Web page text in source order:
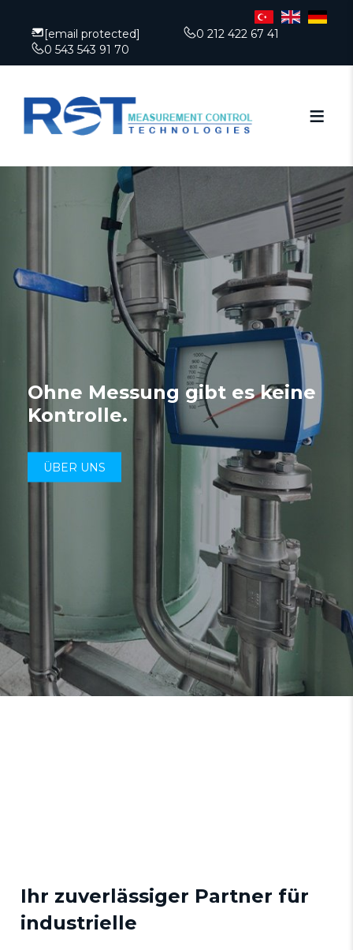
[email protected]
0 212 422 67 41
0 543 543 91 70
Ohne Messung gibt es keine
Kontrolle.
ÜBER UNS
Ihr zuverlässiger Partner für
industrielle